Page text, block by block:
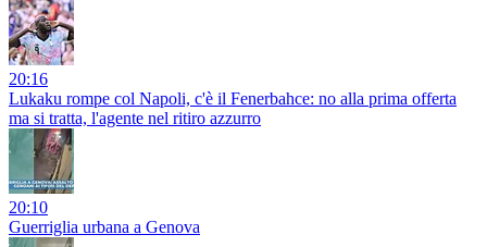
20:16
Lukaku rompe col Napoli, c'è il Fenerbahce: no alla prima offerta
ma si tratta, l'agente nel ritiro azzurro
20:10
Guerriglia urbana a Genova